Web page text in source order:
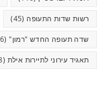
רשות שדות התעופה (45)
שדה תעופה החדש "רמון"(56)
תאגיד עירוני לתיירות אילת (38)